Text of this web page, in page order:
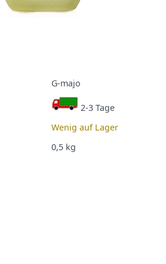
G-majo
2-3 Tage
Wenig auf Lager
0,5 kg